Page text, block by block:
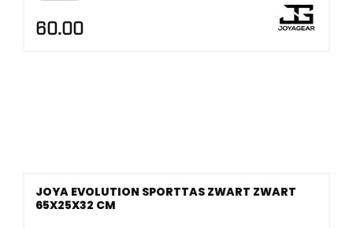
60.00
JOYA EVOLUTION SPORTTAS ZWART ZWART
65X25X32 CM